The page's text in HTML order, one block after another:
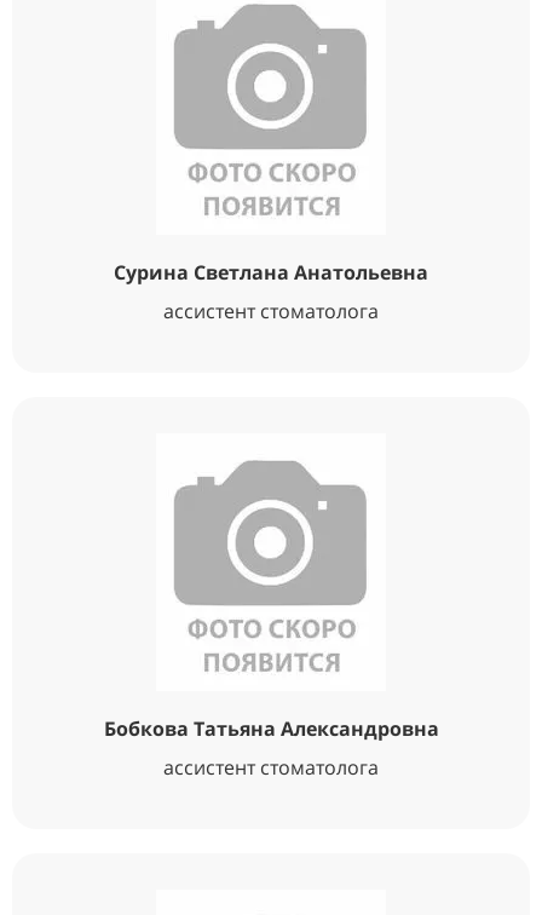
Сурина Светлана Анатольевна
ассистент стоматолога
Бобкова Татьяна Александровна
ассистент стоматолога